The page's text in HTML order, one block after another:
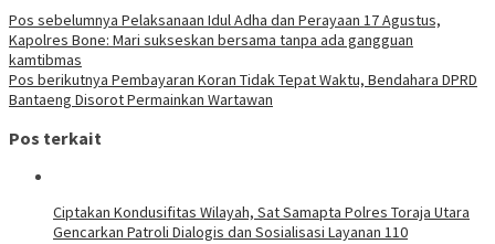
Pos sebelumnya Pelaksanaan Idul Adha dan Perayaan 17 Agustus,
Kapolres Bone: Mari sukseskan bersama tanpa ada gangguan
kamtibmas
Pos berikutnya Pembayaran Koran Tidak Tepat Waktu, Bendahara DPRD
Bantaeng Disorot Permainkan Wartawan
Pos terkait
Ciptakan Kondusifitas Wilayah, Sat Samapta Polres Toraja Utara
Gencarkan Patroli Dialogis dan Sosialisasi Layanan 110